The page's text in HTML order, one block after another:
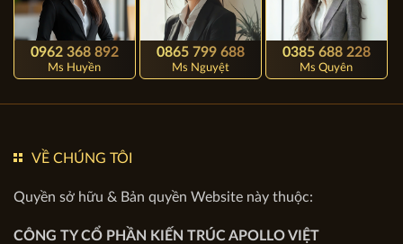
0962 368 892
Ms Huyền
0865 799 688
Ms Nguyệt
0385 688 228
Ms Quyên
VỀ CHÚNG TÔI
Quyền sở hữu & Bản quyền Website này thuộc:
CÔNG TY CỔ PHẦN KIẾN TRÚC APOLLO VIỆT